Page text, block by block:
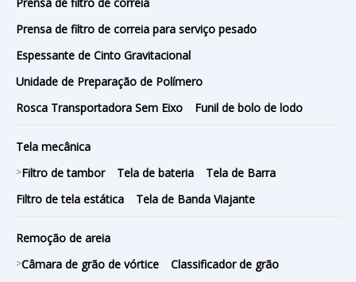
Prensa de filtro de correia para serviço pesado
Espessante de Cinto Gravitacional
Unidade de Preparação de Polímero
Rosca Transportadora Sem Eixo
Funil de bolo de lodo
Tela mecânica
>Filtro de tambor Tela de bateria
Tela de Barra
Filtro de tela estática
Tela de Banda Viajante
Remoção de areia
>Câmara de grão de vórtice
Classificador de grão